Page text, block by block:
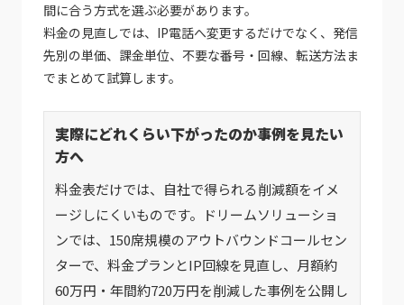
間に合う方式を選ぶ必要があります。
料金の見直しでは、IP電話へ変更するだけでなく、発信
先別の単価、課金単位、不要な番号・回線、転送方法ま
でまとめて試算します。
実際にどれくらい下がったのか事例を見たい
方へ
料金表だけでは、自社で得られる削減額をイメ
ージしにくいものです。ドリームソリューショ
ンでは、150席規模のアウトバウンドコールセン
ターで、料金プランとIP回線を見直し、月額約
60万円・年間約720万円を削減した事例を公開し